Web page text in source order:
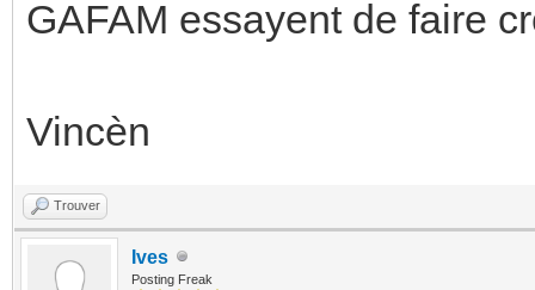
GAFAM essayent de faire
Vincèn
Trouver
Ives
Posting Freak